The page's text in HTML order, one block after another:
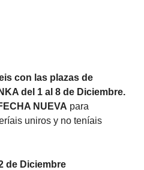
con las plazas de
del 1 al 8 de Diciembre.
NUEVA para
uniros y no teníais
de Diciembre